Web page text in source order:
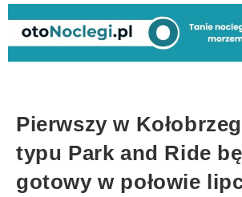
Pierwszy w
typu Park and Ride
gotowy w połowie